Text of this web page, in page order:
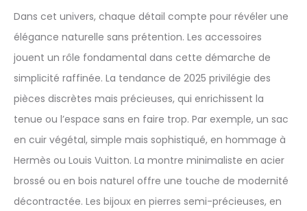
Dans cet univers, chaque détail compte pour révéler une
élégance naturelle sans prétention. Les accessoires
jouent un rôle fondamental dans cette démarche de
simplicité raffinée. La tendance de 2025 privilégie des
pièces discrètes mais précieuses, qui enrichissent la
tenue ou l’espace sans en faire trop. Par exemple, un sac
en cuir végétal, simple mais sophistiqué, en hommage à
Hermès ou Louis Vuitton. La montre minimaliste en acier
brossé ou en bois naturel offre une touche de modernité
décontractée. Les bijoux en pierres semi-précieuses, en